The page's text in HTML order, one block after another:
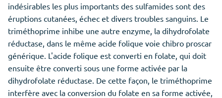
indésirables les plus importants des sulfamides sont des
éruptions cutanées, échec et divers troubles sanguins. Le
triméthoprime inhibe une autre enzyme, la dihydrofolate
réductase, dans le même acide folique voie chibro proscar
générique. L'acide folique est converti en folate, qui doit
ensuite être converti sous une forme activée par la
dihydrofolate réductase. De cette façon, le triméthoprime
interfère avec la conversion du folate en sa forme activée,